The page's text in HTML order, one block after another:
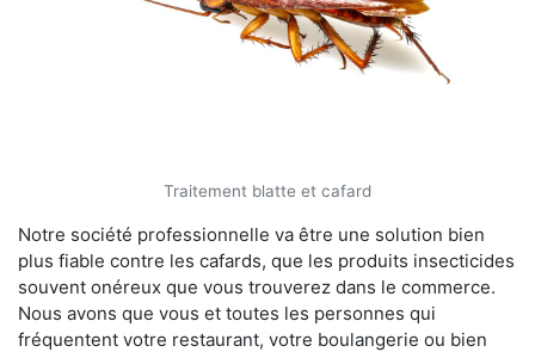
Traitement blatte et cafard
Notre société professionnelle va être une solution bien
plus fiable contre les cafards, que les produits insecticides
souvent onéreux que vous trouverez dans le commerce.
Nous avons que vous et toutes les personnes qui
fréquentent votre restaurant, votre boulangerie ou bien